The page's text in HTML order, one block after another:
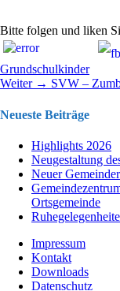
Bitte folgen und liken
Grundschulkinder
Weiter → Nächster
SVW –
Neueste Beiträge
Highlights 2026
Neugestaltung
Neuer
Ortsgemeinde
Impressum
Kontakt
Downloads
Datenschutz